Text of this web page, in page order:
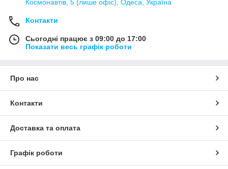
Космонавтів, 5 (лише офіс), Одеса, Україна
Контакти
Сьогодні працює з 09:00 до 17:00
Показати весь графік роботи
Про нас
Контакти
Доставка та оплата
Графік роботи